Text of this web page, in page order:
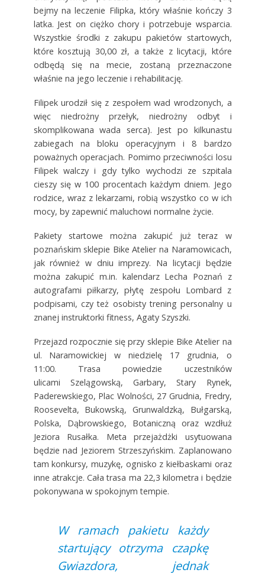
bejmy na leczenie Filipka, który właśnie kończy 3
latka. Jest on ciężko chory i potrzebuje wsparcia.
Wszystkie środki z zakupu pakietów startowych,
które kosztują 30,00 zł, a także z licytacji, które
odbędą się na mecie, zostaną przeznaczone
właśnie na jego leczenie i rehabilitację.
Filipek urodził się z zespołem wad wrodzonych, a
więc niedrożny przełyk, niedrożny odbyt i
skomplikowana wada serca). Jest po kilkunastu
zabiegach na bloku operacyjnym i 8 bardzo
poważnych operacjach. Pomimo przeciwności losu
Filipek walczy i gdy tylko wychodzi ze szpitala
cieszy się w 100 procentach każdym dniem. Jego
rodzice, wraz z lekarzami, robią wszystko co w ich
mocy, by zapewnić maluchowi normalne życie.
Pakiety startowe można zakupić już teraz w
poznańskim sklepie Bike Atelier na Naramowicach,
jak również w dniu imprezy. Na licytacji będzie
można zakupić m.in. kalendarz Lecha Poznań z
autografami piłkarzy, płytę zespołu Lombard z
podpisami, czy też osobisty trening personalny u
znanej instruktorki fitness, Agaty Szyszki.
Przejazd rozpocznie się przy sklepie Bike Atelier na
ul. Naramowickiej w niedzielę 17 grudnia, o
11:00. Trasa powiedzie uczestników
ulicami Szelągowską, Garbary, Stary Rynek,
Paderewskiego, Plac Wolności, 27 Grudnia, Fredry,
Roosevelta, Bukowską, Grunwaldzką, Bułgarską,
Polska, Dąbrowskiego, Botaniczną oraz wzdłuż
Jeziora Rusałka. Meta przejażdżki usytuowana
będzie nad Jeziorem Strzeszyńskim. Zaplanowano
tam konkursy, muzykę, ognisko z kiełbaskami oraz
inne atrakcje. Cała trasa ma 22,3 kilometra i będzie
pokonywana w spokojnym tempie.
W ramach pakietu każdy
startujący otrzyma czapkę
Gwiazdora, jednak